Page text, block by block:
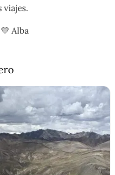
viajes.
💛 Alba